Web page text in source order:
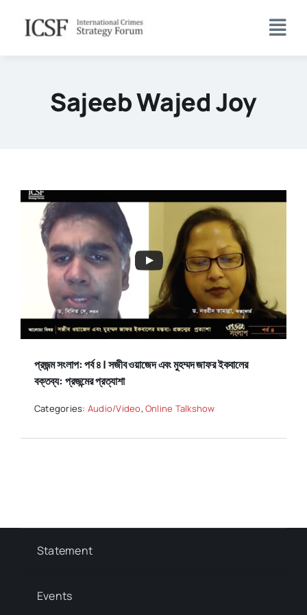
Sajeeb Wajed Joy
প্রজন্ম সংলাপ: পর্ব ৪ | সজীব ওয়াজেদ এবং মুহম্মদ জাফর ইকবালের
বক্তব্য: প্রজন্মের প্রত্যাশা
Categories: Audio/Video, Online Talkshow
Statement
Events